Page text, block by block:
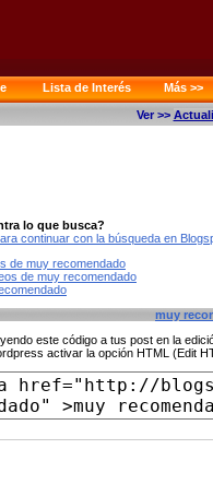
Lista de Interés
Más >>
Ver >>
lo que busca?
continuar con la búsqueda en
de muy recomendado
de muy recomendado
muy
este código a tus post en la
activar la opción HTML (Edit